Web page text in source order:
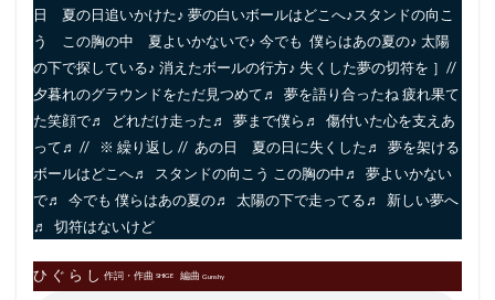
日 夏の日追いかけた♪ 夢の白いボールはどこへ♪スタンドの向こ
う この胸の中 夏よいかないで♪ 今でも 僕らはあの夏の♪ 太陽
の下で探している♪ 消えたボールの行方♪ 失くした夢の切符を ］//
夕暮れのグラウンドをただ見つめて♬ 夢を語り合ったね 疲れ果て
た笑顔で♬ どれだけ走った♬ 夢まで僕ら♬ 傷付いた心を支えあ
って♬ // ※ 繰り返し // あの日 夏の日に失くした♬ 夢を架ける
ボールはどこへ♬ スタンドの向こう この胸の中♬ 夢よいかない
で♬ 今でも 僕らはあの夏の♬ 太陽の下で走ってる♬ 新しい夢へ
♬ 切符はないけど
ひ ぐ ら し 作詞・作曲 SHIGE 編曲 Gunshy